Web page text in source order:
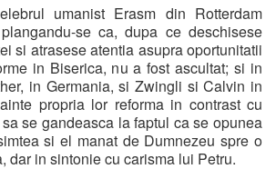
umanist Erasm din Rotterdam
se ca, dupa ce deschisese
si atrasese atentia asupra oportunitatii
in Biserica, nu a fost ascultat; si in
in Germania, si Zwingli si Calvin in
propria lor reforma in contrast cu
se gandeasca la faptul ca se opunea
si el manat de Dumnezeu spre o
dar in sintonie cu carisma lui Petru.